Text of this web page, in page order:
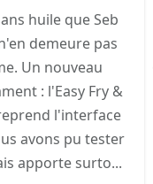
huile que Seb
demeure pas
Un nouveau
: l'Easy Fry &
l'interface
avons pu tester
apporte surto...